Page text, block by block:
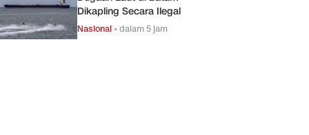
Dikapling Secara Ilegal
Nasional •dalam 5 jam